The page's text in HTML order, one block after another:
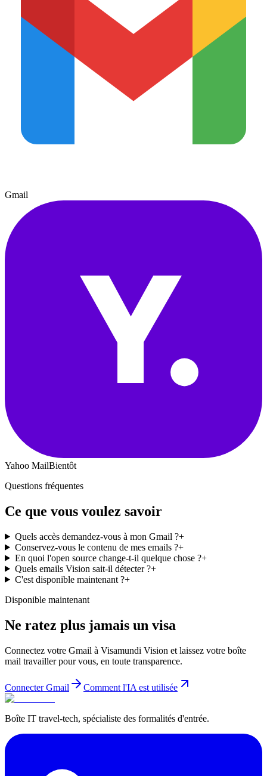
Gmail
Yahoo MailBientôt
Questions fréquentes
Ce que vous voulez savoir
Quels accès demandez-vous à mon Gmail ?+
Conservez-vous le contenu de mes emails ?+
En quoi l'open source change-t-il quelque chose ?+
Quels emails Vision sait-il détecter ?+
C'est disponible maintenant ?+
Disponible maintenant
Ne ratez plus jamais un visa
Connectez votre Gmail à Visamundi Vision et laissez votre boîte
mail travailler pour vous, en toute transparence.
Connecter Gmail Comment l'IA est utilisée
Boîte IT travel-tech, spécialiste des formalités d'entrée.